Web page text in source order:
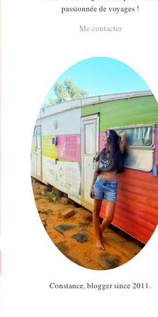
passionnée de voyages !
Me contacter
Constance, blogger since 2011.